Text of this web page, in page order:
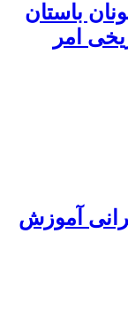
باستان
امر
آموزش